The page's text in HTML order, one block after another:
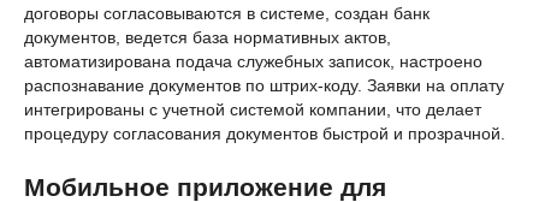
договоры согласовываются в системе, создан банк
документов, ведется база нормативных актов,
автоматизирована подача служебных записок, настроено
распознавание документов по штрих-коду. Заявки на оплату
интегрированы с учетной системой компании, что делает
процедуру согласования документов быстрой и прозрачной.
Мобильное приложение для